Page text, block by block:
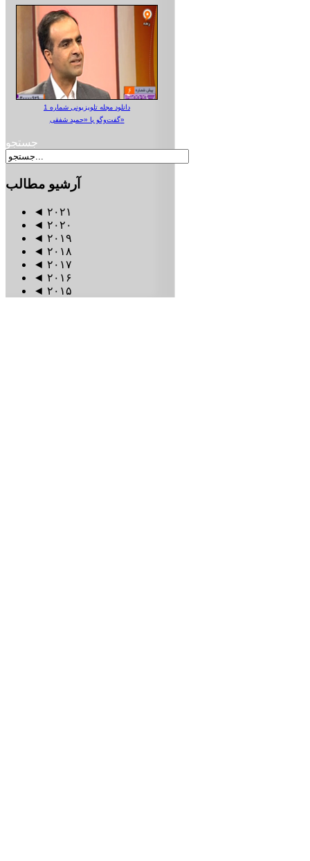
دانلود مجله تلویزیونی شماره 1
گفت‌وگو با «حمید شفقی»
جستجو
آرشیو مطالب
◄ ۲۰۲۱
◄ ۲۰۲۰
◄ ۲۰۱۹
◄ ۲۰۱۸
◄ ۲۰۱۷
◄ ۲۰۱۶
◄ ۲۰۱۵